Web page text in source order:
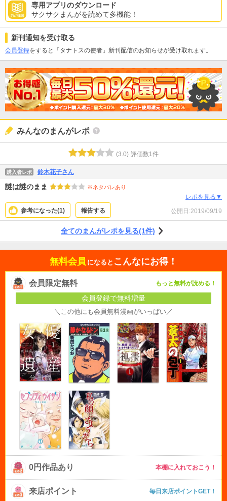
専用アプリのダウンロード
サクサクまんがを読めて多機能！
新刊通知を受け取る
会員登録をすると「タナトスの使者」新刊配信のお知らせが受け取れます。
みんなのまんがレポ
(3.0) 評価数1件
購入者レポ 鈴木花子さん
謎は謎のまま ※ネタバレあり
レポを見る▼
参考になった(1) 報告する 公開日:2019/09/19
全てのまんがレポを見る(1件)
無料会員 になると こんなにお得！
会員限定無料 もっと無料が読める！
会員登録で無料増量
＼この他にも会員無料漫画がいっぱい／
0円作品あり 本棚に入れておこう！
来店ポイント 毎日来店ポイントGET！